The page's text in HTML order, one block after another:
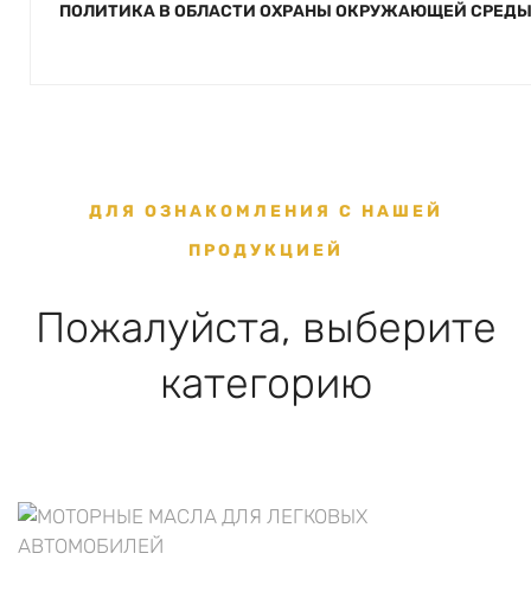
ПОЛИТИКА В ОБЛАСТИ ОХРАНЫ ОКРУЖАЮЩЕЙ СРЕДЫ
ДЛЯ ОЗНАКОМЛЕНИЯ С НАШЕЙ
ПРОДУКЦИЕЙ
Пожалуйста, выберите
категорию